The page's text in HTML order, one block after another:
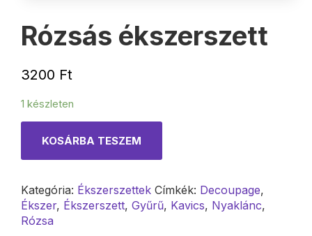
Rózsás ékszerszett
3200 Ft
1 készleten
KOSÁRBA TESZEM
Kategória: Ékszerszettek Címkék: Decoupage,
Ékszer, Ékszerszett,Gyűrű, Kavics, Nyaklánc,
Rózsa